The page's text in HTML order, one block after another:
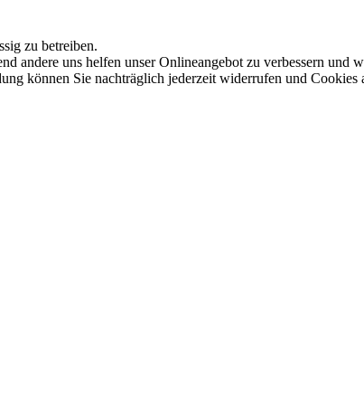
zu betreiben.
andere uns helfen unser Onlineangebot zu verbessern und
können Sie nachträglich jederzeit widerrufen und